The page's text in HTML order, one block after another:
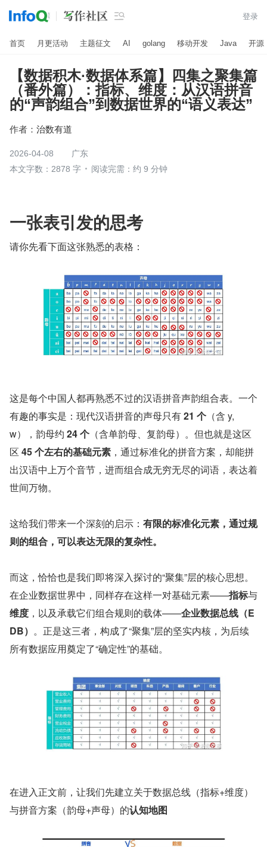
 登录
首页 月更活动 主题征文 AI golang 移动开发 Java 开源
【数据积木·数据体系篇】四集之聚集篇
（番外篇）：指标、维度：从汉语拼音
的“声韵组合”到数据世界的“语义表达”
作者： 治数有道
2026-04-08
广东
本文字数：2878 字
阅读完需：约 9 分钟
一张表引发的思考
请你先看下面这张熟悉的表格：
这是每个中国人都再熟悉不过的汉语拼音声韵组合表。一个
有趣的事实是：现代汉语拼音的声母只有 21 个 （含 y,
w），韵母约 24 个 （含单韵母、复韵母）。但也就是这区
区 45 个左右的基础元素 ，通过标准化的拼音方案，却能拼
出汉语中上万个音节，进而组合成无穷无尽的词语，表达着
世间万物。
这给我们带来一个深刻的启示： 有限的标准化元素，通过规
则的组合，可以表达无限的复杂性。
而这，恰恰也是我们即将深入探讨的“聚集”层的核心思想。
在企业数据世界中，同样存在这样一对基础元素——指标与
维度 ，以及承载它们组合规则的载体——企业数据总线（E
DB） 。正是这三者，构成了“聚集”层的坚实内核，为后续
所有数据应用奠定了“确定性”的基础。
在进入正文前，让我们先建立关于数据总线（指标+维度）
与拼音方案（韵母+声母）的认知地图